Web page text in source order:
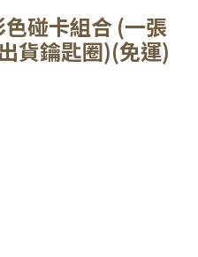
色碰卡組合 (一張
貨鑰匙圈)(免運)